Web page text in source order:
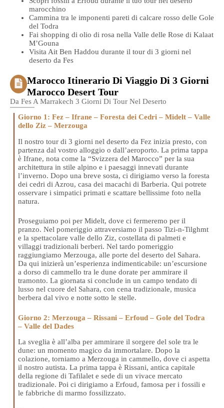
marocchino
Cammina tra le imponenti pareti di calcare rosso delle Gole
del Todra
Fai shopping di olio di rosa nella Valle delle Rose di Kalaat
M’Gouna
Visita Ait Ben Haddou durante il tour di 3 giorni nel
deserto da Fes
Marocco Itinerario Di Viaggio Di 3 Giorni
Marocco Desert Tour
Da Fes A Marrakech 3 Giorni Di Tour Nel Deserto
Giorno 1: Fez – Ifrane – Foresta dei Cedri – Midelt – Valle
dello Ziz – Merzouga
Il nostro tour di 3 giorni nel deserto da Fez inizia presto, con
partenza dal vostro alloggio o dall’aeroporto. La prima tappa
è Ifrane, nota come la “Svizzera del Marocco” per la sua
architettura in stile alpino e i paesaggi innevati durante
l’inverno. Dopo una breve sosta, ci dirigiamo verso la foresta
dei cedri di Azrou, casa dei macachi di Barberia. Qui potrete
osservare i simpatici primati e scattare bellissime foto nella
natura.
Proseguiamo poi per Midelt, dove ci fermeremo per il
pranzo. Nel pomeriggio attraversiamo il passo Tizi-n-Tilghmt
e la spettacolare valle dello Ziz, costellata di palmeti e
villaggi tradizionali berberi. Nel tardo pomeriggio
raggiungiamo Merzouga, alle porte del deserto del Sahara.
Da qui inizierà un’esperienza indimenticabile: un’escursione
a dorso di cammello tra le dune dorate per ammirare il
tramonto. La giornata si conclude in un campo tendato di
lusso nel cuore del Sahara, con cena tradizionale, musica
berbera dal vivo e notte sotto le stelle.
Giorno 2: Merzouga – Rissani – Erfoud – Gole del Todra
– Valle del Dades
La sveglia è all’alba per ammirare il sorgere del sole tra le
dune: un momento magico da immortalare. Dopo la
colazione, torniamo a Merzouga in cammello, dove ci aspetta
il nostro autista. La prima tappa è Rissani, antica capitale
della regione di Tafilalet e sede di un vivace mercato
tradizionale. Poi ci dirigiamo a Erfoud, famosa per i fossili e
le fabbriche di marmo fossilizzato.